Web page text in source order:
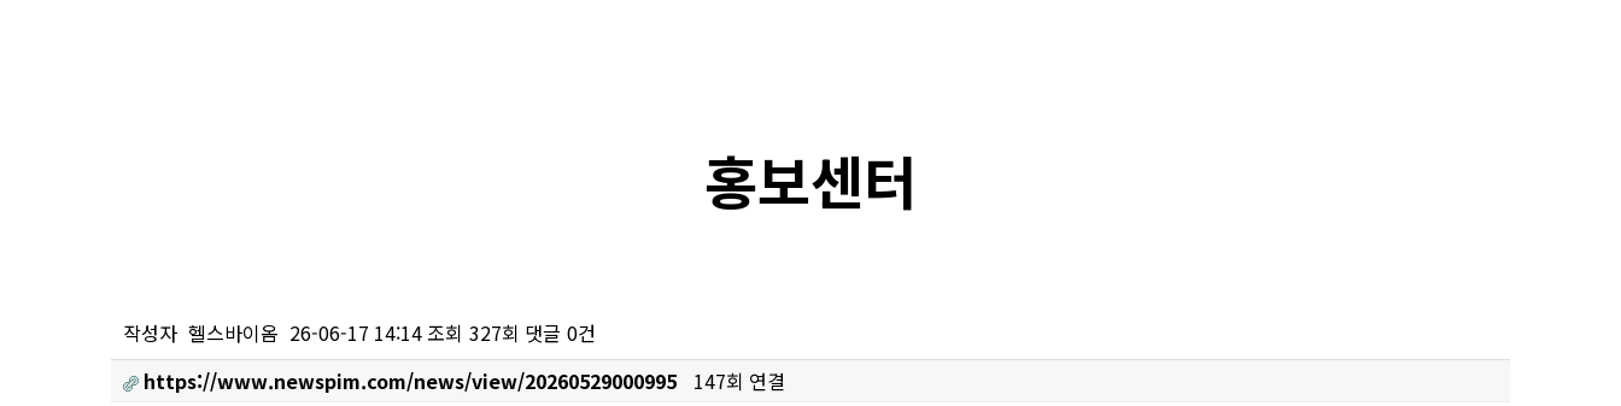
홍보센터
작성자 헬스바이옴 26-06-17 14:14 조회 327회 댓글 0건
https://www.newspim.com/news/view/20260529000995
147회 연결